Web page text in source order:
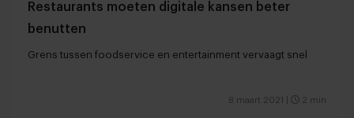
Restaurants moeten digitale kansen beter
benutten
Grens tussen foodservice en entertainment vervaagt snel
8 maart 2021 2 min